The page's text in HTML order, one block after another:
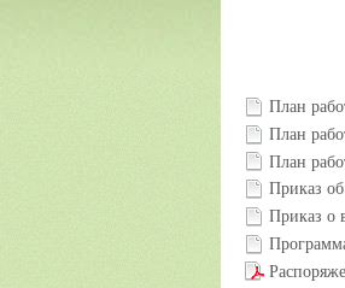
План
План
План
Приказ
Приказ о